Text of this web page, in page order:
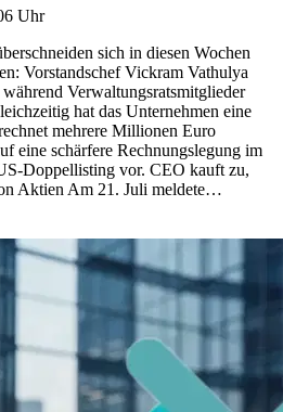
Uhr
sich in diesen Wochen
Vorstandschef Vickram Vathulya
Verwaltungsratsmitglieder
hat das Unternehmen eine
mehrere Millionen Euro
eine schärfere Rechnungslegung im
Doppellisting vor. CEO kauft zu,
Aktien Am 21. Juli meldete…